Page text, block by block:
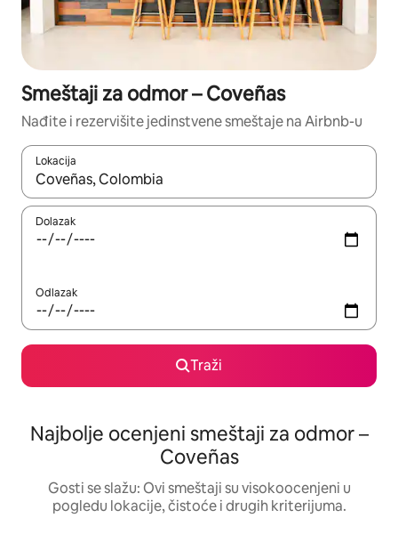
Smeštaji za odmor – Coveñas
Nađite i rezervišite jedinstvene smeštaje na Airbnb-u
Lokacija
Kad su rezultati dostupni, možete da se krećete kroz njih
Dolazak
Odlazak
Traži
Najbolje ocenjeni smeštaji za odmor –
Coveñas
Gosti se slažu: Ovi smeštaji su visokoocenjeni u
pogledu lokacije, čistoće i drugih kriterijuma.